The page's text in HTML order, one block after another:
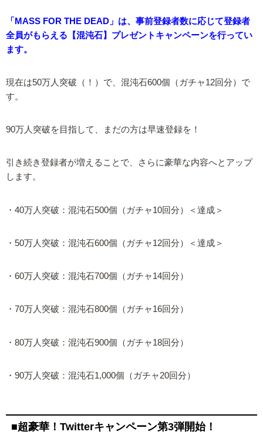
「MASS FOR THE DEAD」は、事前登録者数に応じて登録者
全員がもらえる【混沌石】プレゼントキャンペーンを行ってい
ます。
現在は50万人突破（！）で、混沌石600個（ガチャ12回分）で
す。
90万人突破を目指して、まだの方は早速登録を！
引き続き登録者が増えることで、さらに豪華な内容へとアップ
します。
・40万人突破：混沌石500個（ガチャ10回分）＜達成＞
・50万人突破：混沌石600個（ガチャ12回分）＜達成＞
・60万人突破：混沌石700個（ガチャ14回分）
・70万人突破：混沌石800個（ガチャ16回分）
・80万人突破：混沌石900個（ガチャ18回分）
・90万人突破：混沌石1,000個（ガチャ20回分）
■超豪華！Twitterキャンペーン第3弾開始！